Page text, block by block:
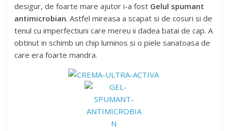
desigur, de foarte mare ajutor i-a fost Gelul spumant
antimicrobian. Astfel mireasa a scapat si de cosuri si de
tenul cu imperfectiuni care mereu ii dadea batai de cap. A
obtinut in schimb un chip luminos si o piele sanatoasa de
care era foarte mandra.